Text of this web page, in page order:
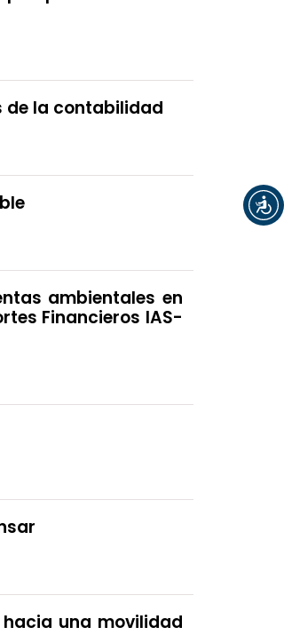
de la contabilidad
ambientales en
Financieros IAS-
una movilidad